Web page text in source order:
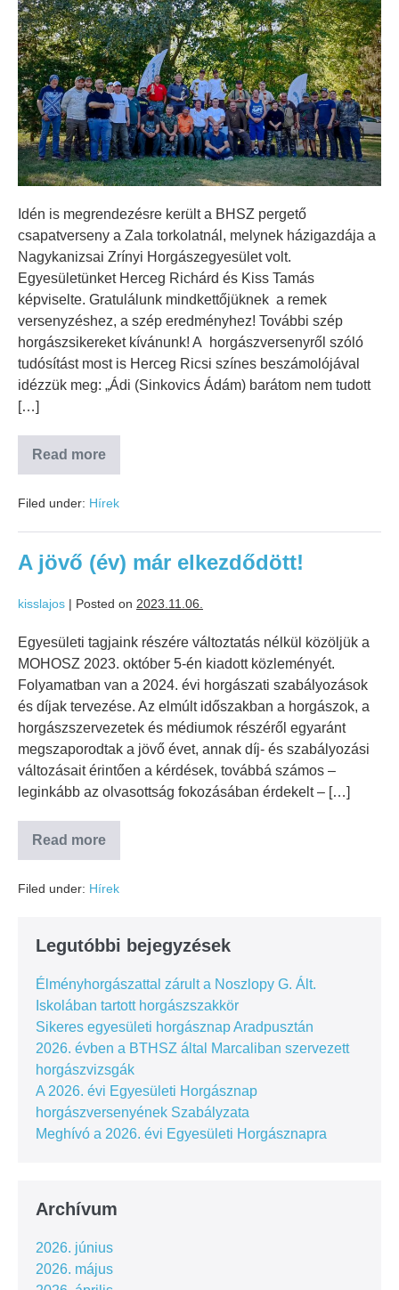
Idén is megrendezésre került a BHSZ pergető
csapatverseny a Zala torkolatnál, melynek házigazdája a
Nagykanizsai Zrínyi Horgászegyesület volt.
Egyesületünket Herceg Richárd és Kiss Tamás
képviselte. Gratulálunk mindkettőjüknek a remek
versenyzéshez, a szép eredményhez! További szép
horgászsikereket kívánunk! A horgászversenyről szóló
tudósítást most is Herceg Ricsi színes beszámolójával
idézzük meg: „Ádi (Sinkovics Ádám) barátom nem tudott
[…]
Read more
Filed under: Hírek
A jövő (év) már elkezdődött!
kisslajos | Posted on 2023.11.06.
Egyesületi tagjaink részére változtatás nélkül közöljük a
MOHOSZ 2023. október 5-én kiadott közleményét.
Folyamatban van a 2024. évi horgászati szabályozások
és díjak tervezése. Az elmúlt időszakban a horgászok, a
horgászszervezetek és médiumok részéről egyaránt
megszaporodtak a jövő évet, annak díj- és szabályozási
változásait érintően a kérdések, továbbá számos –
leginkább az olvasottság fokozásában érdekelt – […]
Read more
Filed under: Hírek
Legutóbbi bejegyzések
Élményhorgászattal zárult a Noszlopy G. Ált.
Iskolában tartott horgászszakkör
Sikeres egyesületi horgásznap Aradpusztán
2026. évben a BTHSZ által Marcaliban szervezett
horgászvizsgák
A 2026. évi Egyesületi Horgásznap
horgászversenyének Szabályzata
Meghívó a 2026. évi Egyesületi Horgásznapra
Archívum
2026. június
2026. május